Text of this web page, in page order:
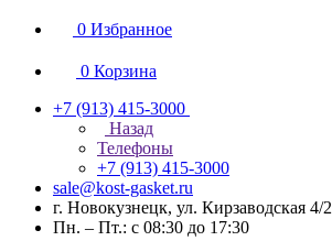
0 Избранное
0 Корзина
+7 (913) 415-3000
Назад
Телефоны
+7 (913) 415-3000
sale@kost-gasket.ru
г. Новокузнецк, ул. Кирзаводская 4/2
Пн. – Пт.: с 08:30 до 17:30